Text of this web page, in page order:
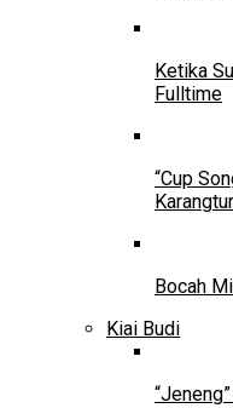
Ketika
Fulltime
“Cup
Bocah
Kiai Budi